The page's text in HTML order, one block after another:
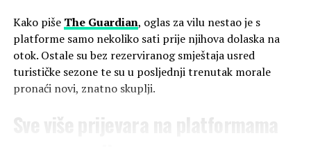
Kako piše The Guardian, oglas za vilu nestao je s
platforme samo nekoliko sati prije njihova dolaska na
otok. Ostale su bez rezerviranog smještaja usred
turističke sezone te su u posljednji trenutak morale
pronaći novi, znatno skuplji.
Sve više prijevara na platformama